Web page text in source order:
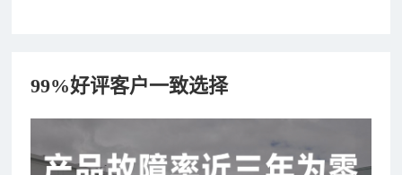
99%好评客户一致选择